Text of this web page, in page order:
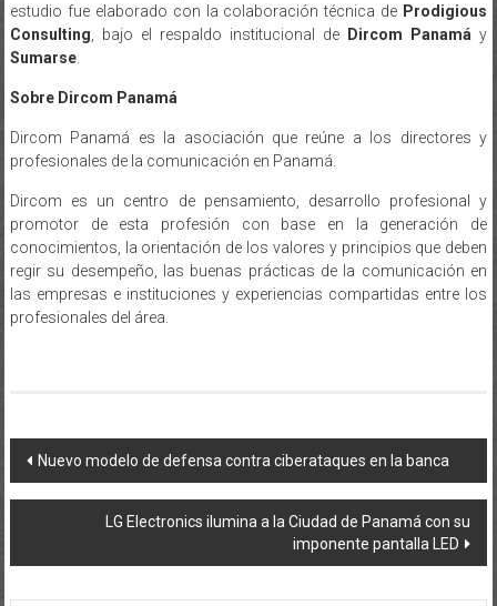
estudio fue elaborado con la colaboración técnica de Prodigious
Consulting , bajo el respaldo institucional de Dircom Panamá y
Sumarse.
Sobre Dircom Panamá
Dircom Panamá es la asociación que reúne a los directores y
profesionales de la comunicación en Panamá.
Dircom es un centro de pensamiento, desarrollo profesional y
promotor de esta profesión con base en la generación de
conocimientos, la orientación de los valores y principios que deben
regir su desempeño, las buenas prácticas de la comunicación en
las empresas e instituciones y experiencias compartidas entre los
profesionales del área.
Navegación
de
entradas
Nuevo modelo de defensa contra ciberataques en la banca
LG Electronics ilumina a la Ciudad de Panamá con su
imponente pantalla LED